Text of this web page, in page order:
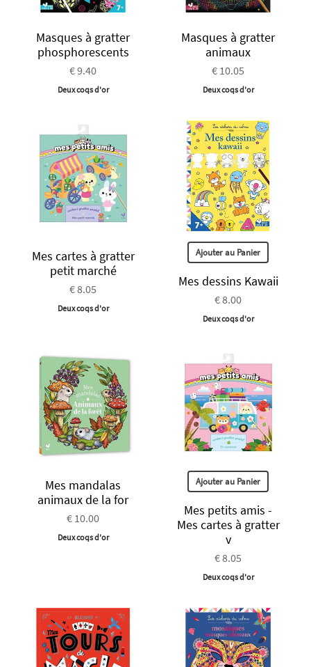
Masques à gratter
phosphorescents
€ 9.40
Deux coqs d'or
Masques à gratter
animaux
€ 10.05
Deux coqs d'or
Mes cartes à gratter
petit marché
€ 8.05
Deux coqs d'or
Ajouter au Panier
Mes dessins Kawaii
€ 8.00
Deux coqs d'or
Mes mandalas
animaux de la for
€ 10.00
Deux coqs d'or
Ajouter au Panier
Mes petits amis -
Mes cartes à gratter
v
€ 8.05
Deux coqs d'or